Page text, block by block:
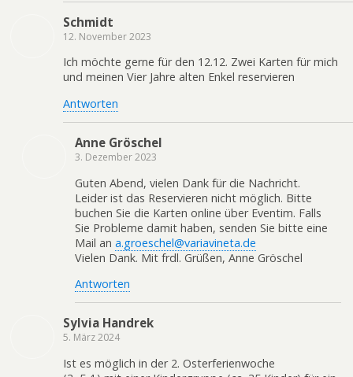
Schmidt
12. November 2023
Ich möchte gerne für den 12.12. Zwei Karten für mich
und meinen Vier Jahre alten Enkel reservieren
Antworten
Anne Gröschel
3. Dezember 2023
Guten Abend, vielen Dank für die Nachricht.
Leider ist das Reservieren nicht möglich. Bitte
buchen Sie die Karten online über Eventim. Falls
Sie Probleme damit haben, senden Sie bitte eine
Mail an a.groeschel@variavineta.de
Vielen Dank. Mit frdl. Grüßen, Anne Gröschel
Antworten
Sylvia Handrek
5. März 2024
Ist es möglich in der 2. Osterferienwoche